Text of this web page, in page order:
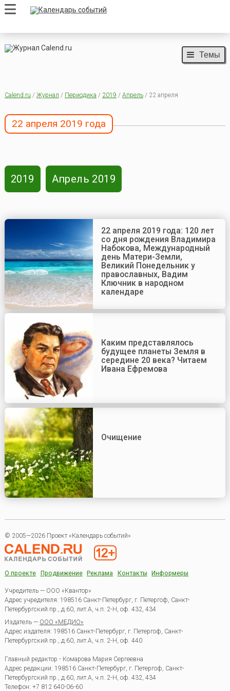
Темы
Calend.ru / Журнал / Периодика / 2019 / Апрель/ 22 апреля
22 апреля 2019 года
2019 Апрель 2019
22 апреля 2019 года: 120 лет
со дня рождения Владимира
Набокова, Международный
день Матери-Земли,
Великий Понедельник у
православных, Вадим
Ключник в народном
календаре
Каким представлялось
будущее планеты Земля в
середине 20 века? Читаем
Ивана Ефремова
Очищение
© 2005—2026 Проект «Календарь событий»
О проекте Продвижение Реклама Контакты Информеры
Учредитель — ООО «Квантор»
Адрес учредителя: 198516 Санкт-Петербург, г. Петергоф, Санкт-
Петербургский пр., д.60, лит.А, ч.п. 2-Н, оф. 432, 434
Издатель — ООО «МЕДИО»
Адрес издателя: 198516 Санкт-Петербург, г. Петергоф, Санкт-
Петербургский пр., д.60, лит.А, ч.п. 2-Н, оф. 440
Главный редактор - Комарова Мария Сергеевна
Адрес редакции: 198516 Санкт-Петербург, г. Петергоф, Санкт-
Петербургский пр., д.60, лит.А, ч.п. 2-Н, оф. 432, 434
Телефон: +7 812 640-06-60